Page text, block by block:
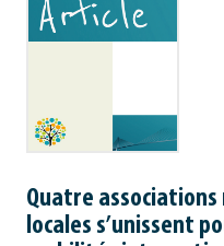
Quatre associations
locales s’unissent